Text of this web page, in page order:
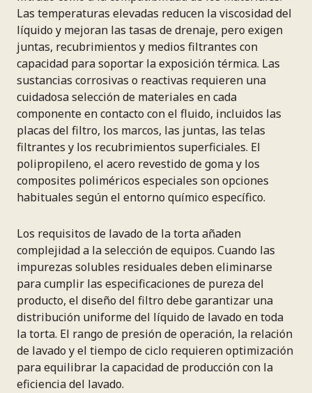
Las temperaturas elevadas reducen la viscosidad del
líquido y mejoran las tasas de drenaje, pero exigen
juntas, recubrimientos y medios filtrantes con
capacidad para soportar la exposición térmica. Las
sustancias corrosivas o reactivas requieren una
cuidadosa selección de materiales en cada
componente en contacto con el fluido, incluidos las
placas del filtro, los marcos, las juntas, las telas
filtrantes y los recubrimientos superficiales. El
polipropileno, el acero revestido de goma y los
composites poliméricos especiales son opciones
habituales según el entorno químico específico.
Los requisitos de lavado de la torta añaden
complejidad a la selección de equipos. Cuando las
impurezas solubles residuales deben eliminarse
para cumplir las especificaciones de pureza del
producto, el diseño del filtro debe garantizar una
distribución uniforme del líquido de lavado en toda
la torta. El rango de presión de operación, la relación
de lavado y el tiempo de ciclo requieren optimización
para equilibrar la capacidad de producción con la
eficiencia del lavado.